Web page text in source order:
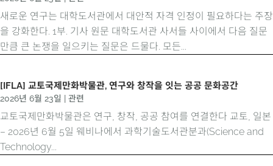
새로운 연구는 대학도서관에서 대안적 자격 인정이 필요하다는 주장
을 강화한다. 1부. 기사 원문 대학도서관 사서들 사이에서 다음 질문
만큼 큰 논쟁을 일으키는 질문은 드물다. 모든...
[IFLA] 교토국제만화박물관, 연구와 창작을 잇는 공공 문화공간
2026년 6월 23일 관련
교토국제만화박물관은 연구, 창작, 공공 참여를 연결한다 교토, 일본
– 2026년 6월 5일 웨비나에서 과학기술도서관분과(Science and
Technology...